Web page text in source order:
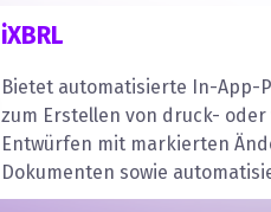
iXBRL
Bietet automatisierte In-App-
zum Erstellen von druck- oder
Entwürfen mit markierten
Dokumenten sowie